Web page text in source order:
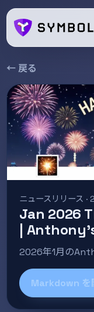
← 戻る
ニュースリリース
Jan 2026
|
2026年1月の
Markdown を